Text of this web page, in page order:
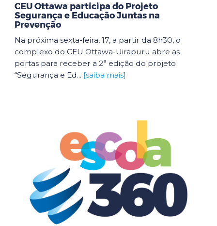
CEU Ottawa participa do Projeto
Segurança e Educação Juntas na
Prevenção
Na próxima sexta-feira, 17, a partir da 8h30, o
complexo do CEU Ottawa-Uirapuru abre as
portas para receber a 2ª edição do projeto
“Segurança e Ed... [saiba mais]